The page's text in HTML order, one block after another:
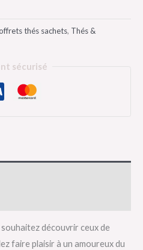
thés sachets, Thés &
sécurisé
découvrir ceux de
faire plaisir à un amoureux du